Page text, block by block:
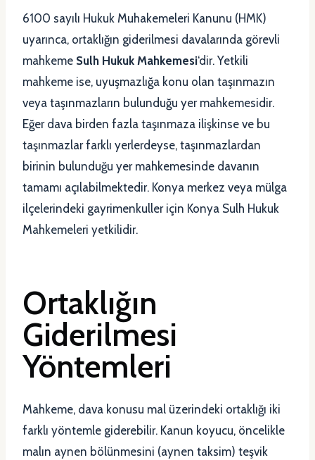
6100 sayılı Hukuk Muhakemeleri Kanunu (HMK)
uyarınca, ortaklığın giderilmesi davalarında görevli
mahkeme Sulh Hukuk Mahkemesi‘dir. Yetkili
mahkeme ise, uyuşmazlığa konu olan taşınmazın
veya taşınmazların bulunduğu yer mahkemesidir.
Eğer dava birden fazla taşınmaza ilişkinse ve bu
taşınmazlar farklı yerlerdeyse, taşınmazlardan
birinin bulunduğu yer mahkemesinde davanın
tamamı açılabilmektedir. Konya merkez veya mülga
ilçelerindeki gayrimenkuller için Konya Sulh Hukuk
Mahkemeleri yetkilidir.
Ortaklığın
Giderilmesi
Yöntemleri
Mahkeme, dava konusu mal üzerindeki ortaklığı iki
farklı yöntemle giderebilir. Kanun koyucu, öncelikle
malın aynen bölünmesini (aynen taksim) teşvik